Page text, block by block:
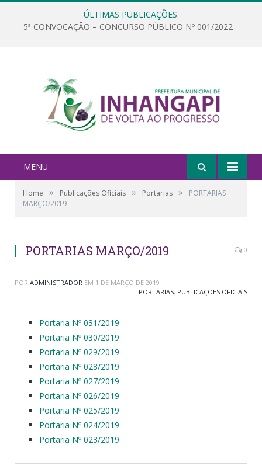
ÚLTIMAS PUBLICAÇÕES:
5ª CONVOCAÇÃO – CONCURSO PÚBLICO Nº 001/2022
MENU
Home » Publicações Oficiais » Portarias »
PORTARIAS
MARÇO/2019
PORTARIAS MARÇO/2019 0
POR ADMINISTRADOR EM 1 DE MARÇO DE 2019
PORTARIAS, PUBLICAÇÕES OFICIAIS
Portaria Nº 031/2019
Portaria Nº 030/2019
Portaria Nº 029/2019
Portaria Nº 028/2019
Portaria Nº 027/2019
Portaria Nº 026/2019
Portaria Nº 025/2019
Portaria Nº 024/2019
Portaria Nº 023/2019